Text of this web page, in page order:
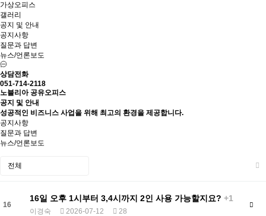
가상오피스
갤러리
공지 및 안내
공지사항
질문과 답변
뉴스/언론보도
상담전화
051-714-2118
노블리아 공유오피스
공지 및 안내
성공적인 비즈니스 사업을 위해 최고의 환경을 제공합니다.
공지사항
질문과 답변
뉴스/언론보도
16
16일 오후 1시부터 3,4시까지 2인 사용 가능할지요? +1
이경숙 2026-07-12 28